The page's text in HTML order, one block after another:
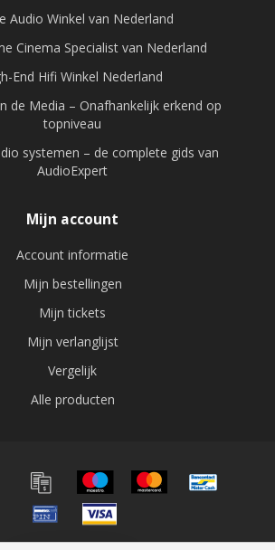
Audio Winkel van Nederland
Cinema Specialist van Nederland
End Hifi Winkel Nederland
de Media – Onafhankelijk erkend op
topniveau
systemen – de complete gids van
AudioExpert
Mijn account
Account informatie
Mijn bestellingen
Mijn tickets
Mijn verlanglijst
Vergelijk
Alle producten